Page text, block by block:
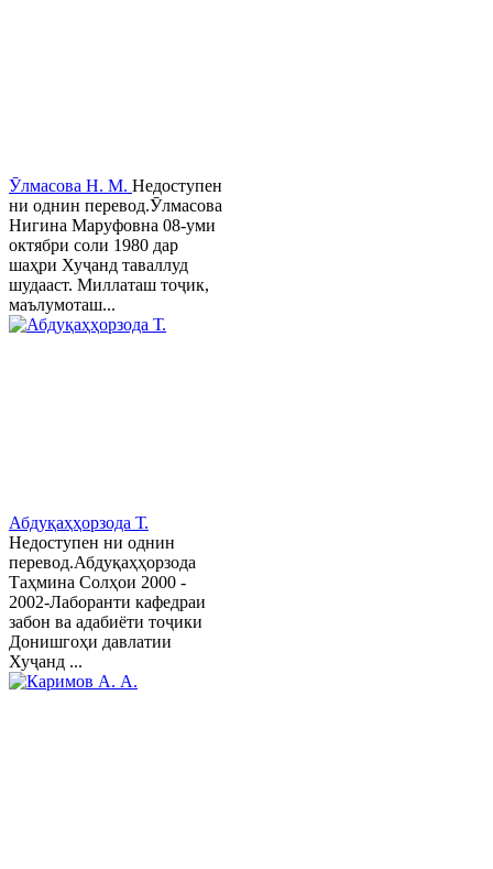
Ӯлмасова Н. М. Недоступен
ни однин перевод.Ӯлмасова
Нигина Маруфовна 08-уми
октябри соли 1980 дар
шаҳри Хуҷанд таваллуд
шудааст. Миллаташ тоҷик,
маълумоташ...
Абдуқаҳҳорзода Т.
Недоступен ни однин
перевод.Абдуқаҳҳорзода
Таҳмина Солҳои 2000 -
2002-Лаборанти кафедраи
забон ва адабиёти тоҷики
Донишгоҳи давлатии
Хуҷанд ...